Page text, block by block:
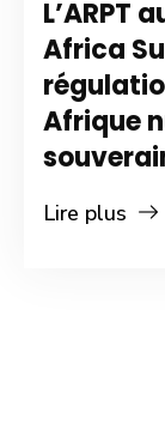
L’ARPT
Africa
Afrique
Lire plus